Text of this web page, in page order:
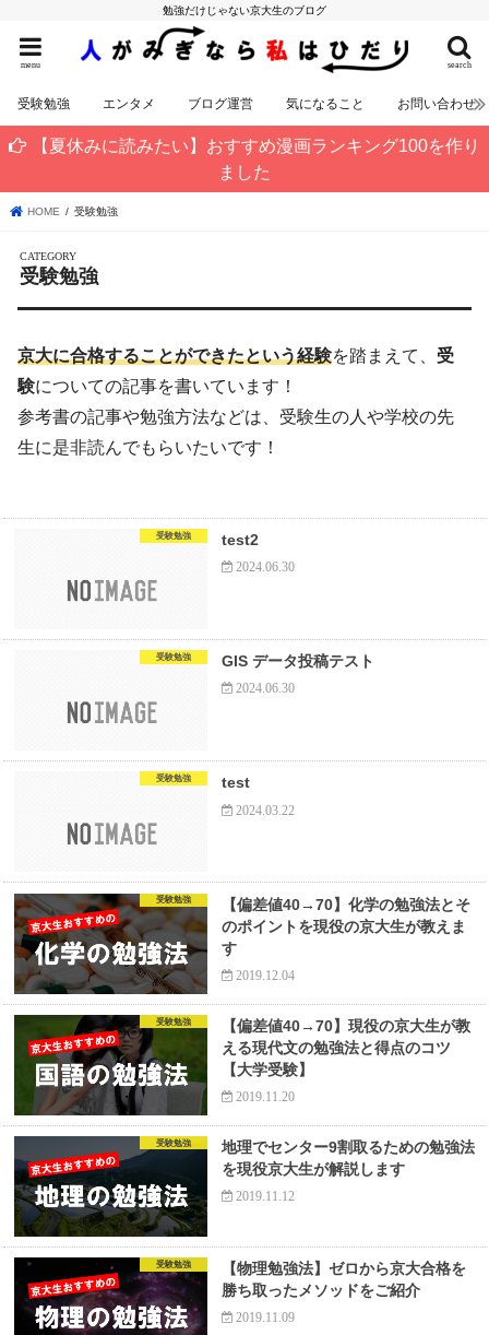
勉強だけじゃない京大生のブログ
search
menu
受験勉強 エンタメ ブログ運営 気になること お問い合わせ
【夏休みに読みたい】おすすめ漫画ランキング100を作り
ました
HOME 受験勉強
受験勉強
京大に合格することができたという経験を踏まえて、 受
験についての記事を書いています！
参考書の記事や勉強方法などは、受験生の人や学校の先
生に是非読んでもらいたいです！
受験勉強 test2
2024.06.30
受験勉強 GIS データ投稿テスト
2024.06.30
受験勉強 test
2024.03.22
受験勉強
【偏差値40→70】化学の勉強法とそ
のポイントを現役の京大生が教えま
す
2019.12.04
受験勉強
【偏差値40→70】現役の京大生が教
える現代文の勉強法と得点のコツ
【大学受験】
2019.11.20
受験勉強
地理でセンター9割取るための勉強法
を現役京大生が解説します
2019.11.12
受験勉強
【物理勉強法】ゼロから京大合格を
勝ち取ったメソッドをご紹介
2019.11.09